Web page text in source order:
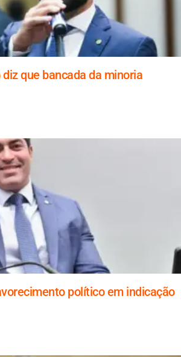
que bancada da minoria
político em indicação